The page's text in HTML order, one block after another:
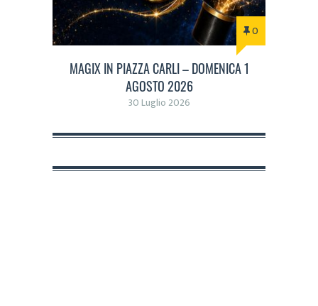
0
MAGIX IN PIAZZA CARLI – DOMENICA 1
AGOSTO 2026
30 Luglio 2026